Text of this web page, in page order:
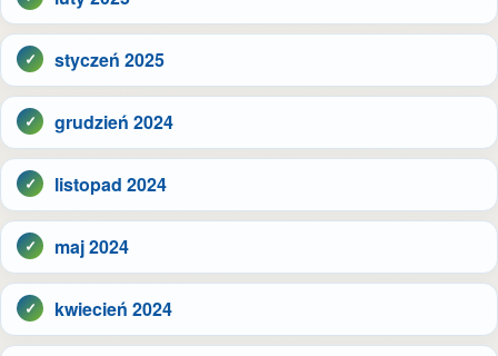
styczeń 2025
grudzień 2024
listopad 2024
maj 2024
kwiecień 2024